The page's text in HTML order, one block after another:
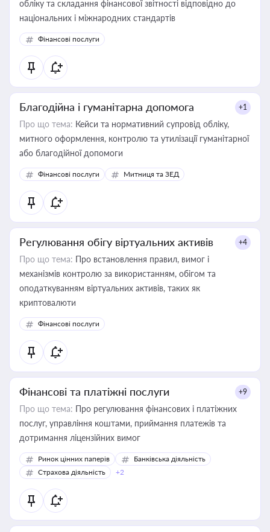
обліку та складання фінансової звітності відповідно до
національних і міжнародних стандартів
Фінансові послуги
Благодійна і гуманітарна допомога +1
Про що тема: Кейси та нормативний супровід обліку,
митного оформлення, контролю та утилізації гуманітарної
або благодійної допомоги
Фінансові послуги Митниця та ЗЕД
Регулювання обігу віртуальних активів +4
Про що тема: Про встановлення правил, вимог і
механізмів контролю за використанням, обігом та
оподаткуванням віртуальних активів, таких як
криптовалюти
Фінансові послуги
Фінансові та платіжні послуги +9
Про що тема: Про регулювання фінансових і платіжних
послуг, управління коштами, приймання платежів та
дотримання ліцензійних вимог
Ринок цінних паперів
Банківська діяльність
Страхова діяльність
+2